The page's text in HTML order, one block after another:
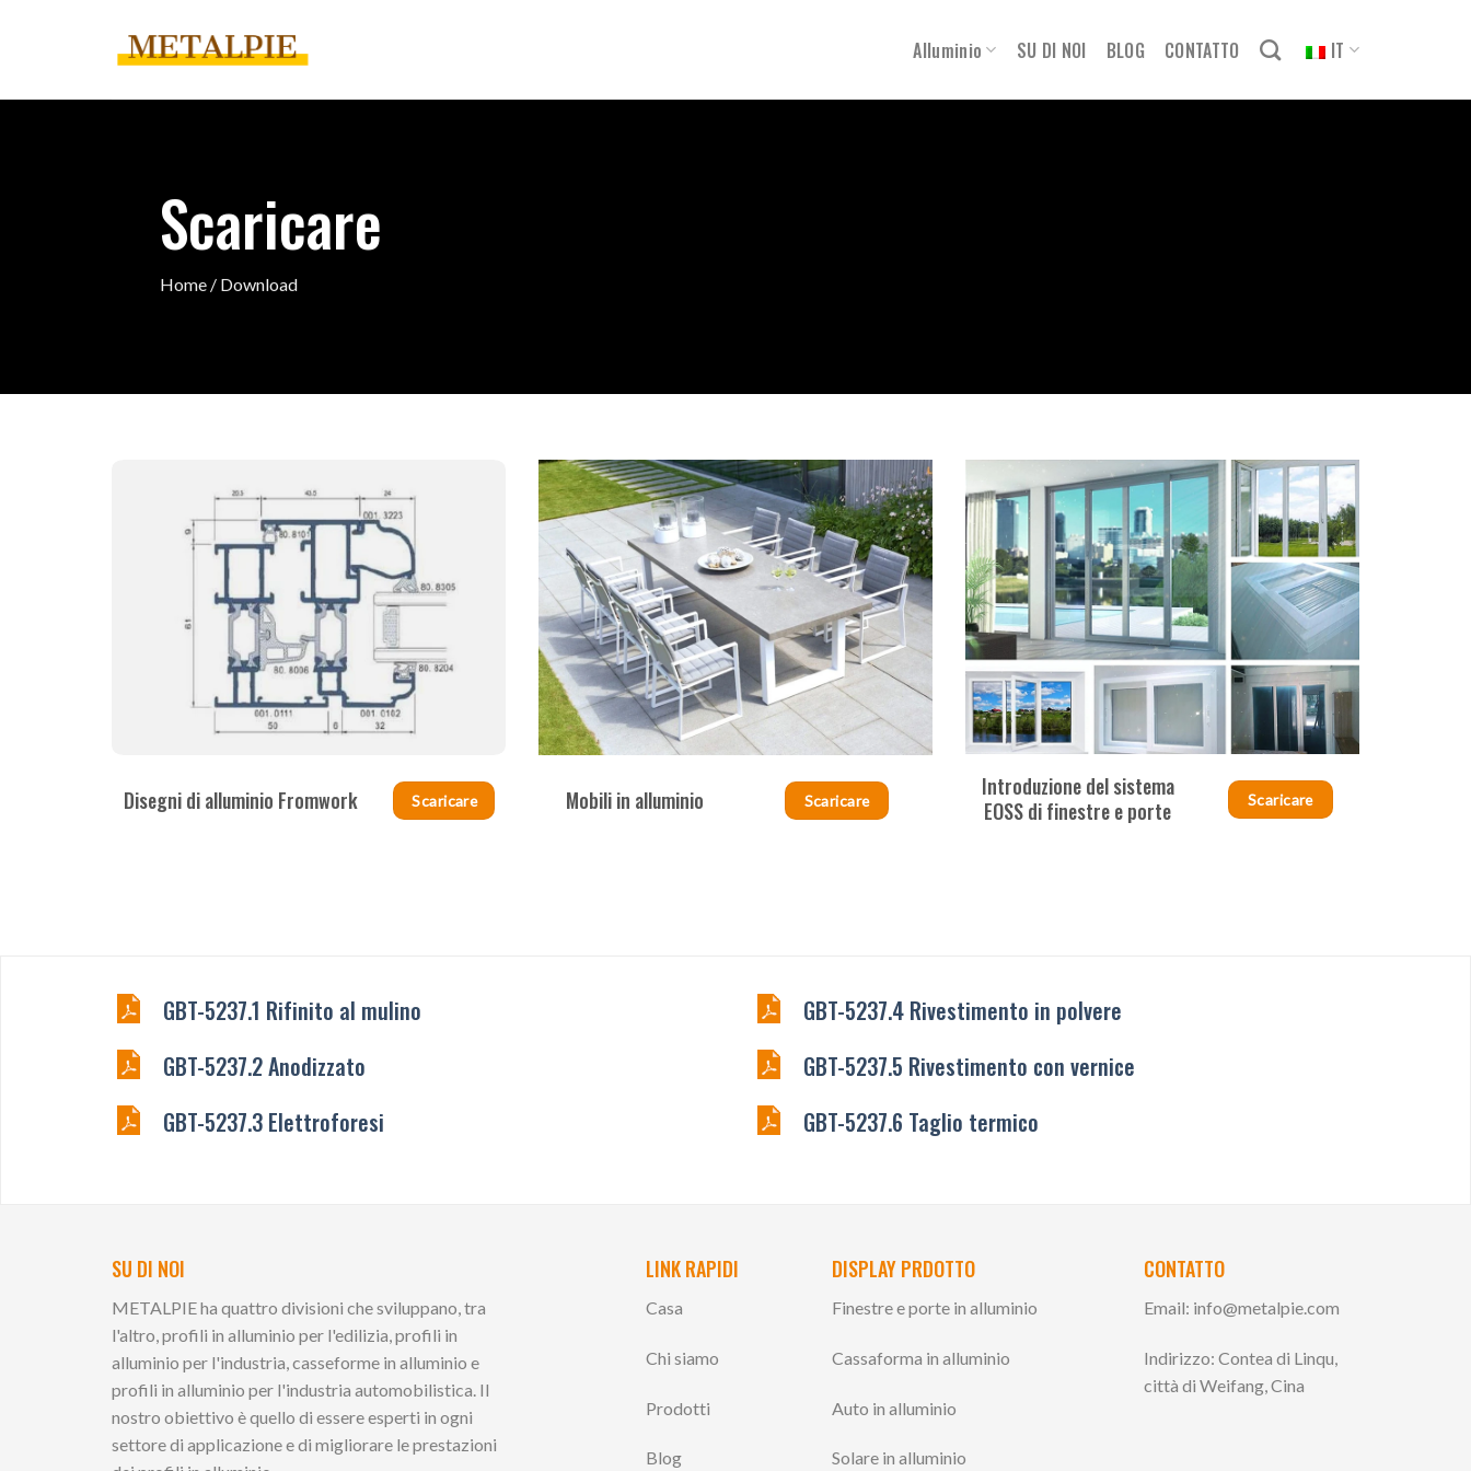
Alluminio SU DI NOI BLOG CONTATTO IT
Scaricare
Home / Download
Disegni di alluminio Fromwork Scaricare Mobili in alluminio Scaricare
Introduzione del sistema
EOSS di finestre e porte
Scaricare
GBT-5237.1 Rifinito al mulino
GBT-5237.2 Anodizzato
GBT-5237.3 Elettroforesi
GBT-5237.4 Rivestimento in polvere
GBT-5237.5 Rivestimento con vernice
GBT-5237.6 Taglio termico
SU DI NOI
METALPIE ha quattro divisioni che sviluppano, tra
l'altro, profili in alluminio per l'edilizia, profili in
alluminio per l'industria, casseforme in alluminio e
profili in alluminio per l'industria automobilistica. Il
nostro obiettivo è quello di essere esperti in ogni
settore di applicazione e di migliorare le prestazioni
LINK RAPIDI
Casa
Chi siamo
Prodotti
Blog
DISPLAY PRDOTTO
Finestre e porte in alluminio
Cassaforma in alluminio
Auto in alluminio
Solare in alluminio
CONTATTO
Email: info@metalpie.com
Indirizzo: Contea di Linqu,
città di Weifang, Cina